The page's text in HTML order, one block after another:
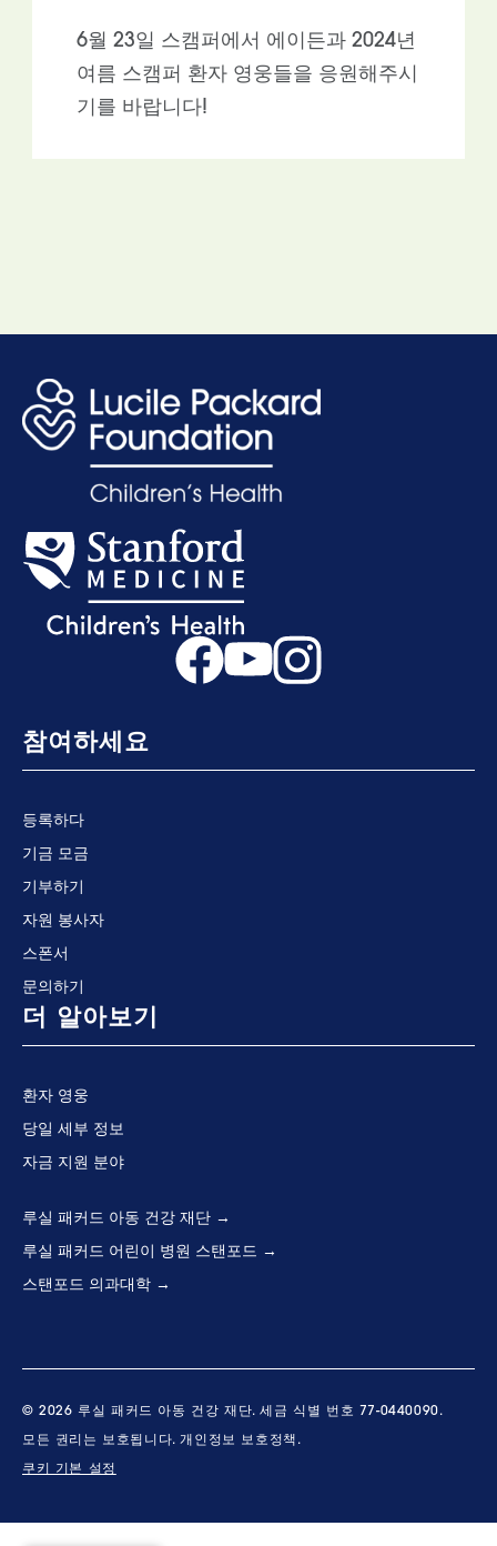
6월 23일 스캠퍼에서 에이든과 2024년
여름 스캠퍼 환자 영웅들을 응원해주시
기를 바랍니다!
참여하세요
등록하다
기금 모금
기부하기
자원 봉사자
스폰서
문의하기
더 알아보기
환자 영웅
당일 세부 정보
자금 지원 분야
루실 패커드 아동 건강 재단
루실 패커드 어린이 병원 스탠포드
스탠포드 의과대학
© 2026 루실 패커드 아동 건강 재단. 세금 식별 번호 77-0440090.
모든 권리는 보호됩니다.개인정보 보호정책.
쿠키 기본 설정